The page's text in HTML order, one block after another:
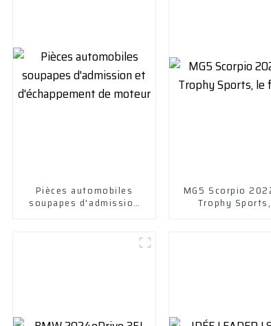
Pièces automobiles
soupapes d'admission
MG5 Scorpio
Trophy